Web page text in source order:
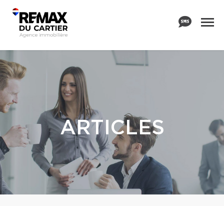
ARTICLES